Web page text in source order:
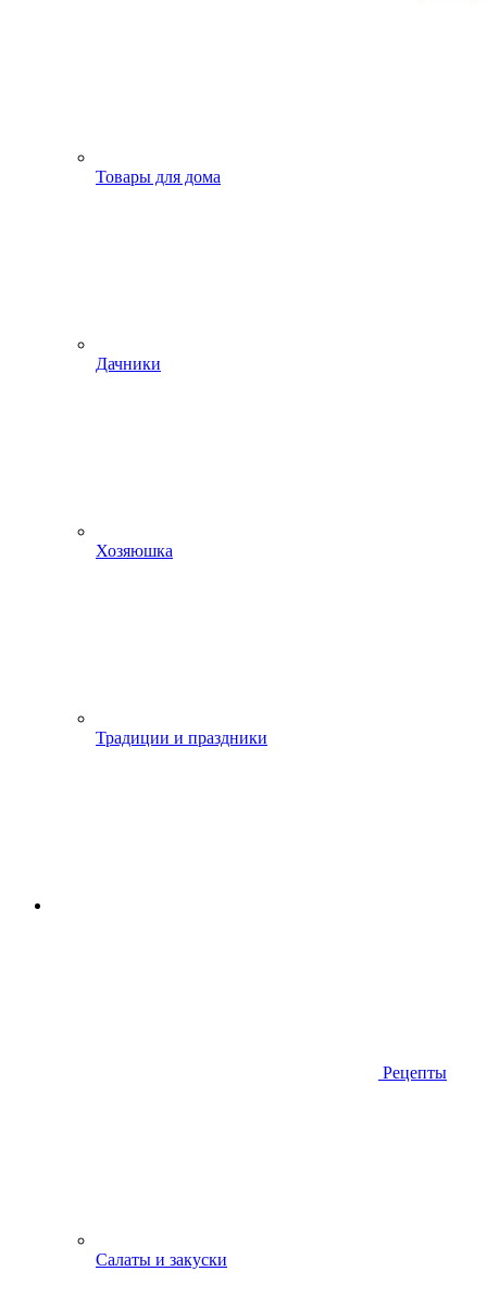
Товары для дома
Дачники
Хозяюшка
Традиции и праздники
Рецепты
Салаты и закуски